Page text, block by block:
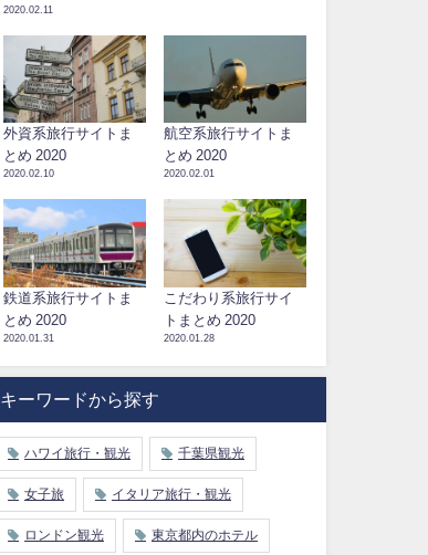
2020.02.11
外資系旅行サイトま
とめ 2020
2020.02.10
航空系旅行サイトま
とめ 2020
2020.02.01
鉄道系旅行サイトま
とめ 2020
2020.01.31
こだわり系旅行サイ
トまとめ 2020
2020.01.28
キーワードから探す
ハワイ旅行・観光 千葉県観光
女子旅 イタリア旅行・観光
ロンドン観光 東京都内のホテル